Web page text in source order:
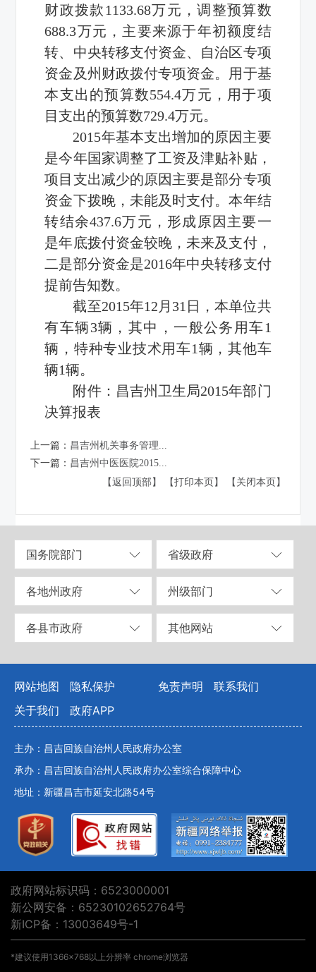
财政拨款1133.68万元，调整预算数
688.3万元，主要来源于年初额度结
转、中央转移支付资金、自治区专项
资金及州财政拨付专项资金。用于基
本支出的预算数554.4万元，用于项
目支出的预算数729.4万元。
2015年基本支出增加的原因主要
是今年国家调整了工资及津贴补贴，
项目支出减少的原因主要是部分专项
资金下拨晚，未能及时支付。本年结
转结余437.6万元，形成原因主要一
是年底拨付资金较晚，未来及支付，
二是部分资金是2016年中央转移支付
提前告知数。
截至2015年12月31日，本单位共
有车辆3辆，其中，一般公务用车1
辆，特种专业技术用车1辆，其他车
辆1辆。
附件： 昌吉州卫生局2015年部门
决算报表
上一篇： 昌吉州机关事务管理...
下一篇： 昌吉州中医医院2015...
【返回顶部】
【打印本页】 【关闭本页】
国务院部门 省级政府
各地州政府 州级部门
各县市政府 其他网站
网站地图 隐私保护 免责声明
联系我们
关于我们
政府APP
主办：昌吉回族自治州人民政府办公室
承办：昌吉回族自治州人民政府办公室综合保障中心
地址：新疆昌吉市延安北路54号
政府网站标识码：6523000001
新公网安备：65230102652764号
新ICP备：13003649号-1
*建议使用1366×768以上分辨率 chrome浏览器